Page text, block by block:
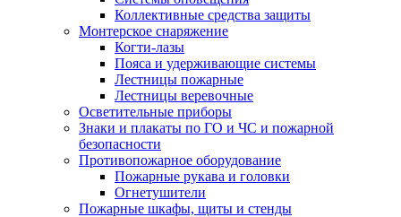
Коллективные средства защиты
Монтерское снаряжение
Когти-лазы
Пояса и удерживающие системы
Лестницы пожарные
Лестницы веревочные
Осветительные приборы
Знаки и плакаты по ГО и ЧС и пожарной
безопасности
Противопожарное оборудование
Пожарные рукава и головки
Огнетушители
Пожарные шкафы, щиты и стенды